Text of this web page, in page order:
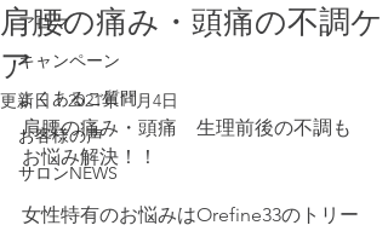
アロマ
キャンペーン
よくあるご質問
お客様の声
サロンNEWS
肩腰の痛み・頭痛の不調ケ
ア
更新日：2021年11月4日
肩腰の痛み・頭痛　生理前後の不調も
お悩み解決！！
女性特有のお悩みはOrefine33のトリー